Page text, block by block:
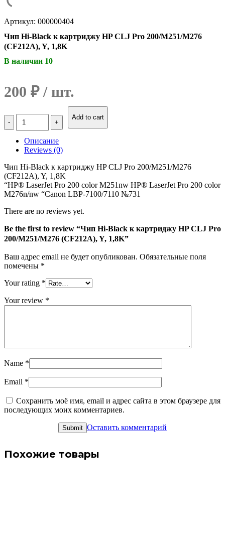
Артикул: 000000404
Чип Hi-Black к картриджу HP CLJ Pro 200/M251/M276
(CF212A), Y, 1,8K
В наличии 10
200 ₽
Количество
Чип
Black
картриджу
HP
CLJ
Pro
200/M251/M276
(CF212A),
1,8K
Add to cart
Описание
Reviews (0)
Чип Hi-Black к картриджу HP CLJ Pro 200/M251/M276
(CF212A), Y, 1,8K
“HP® LaserJet Pro 200 color M251nw HP® LaserJet Pro 200 color
M276n/nw “Canon LBP-7100/7110 №731
There are no reviews yet.
Be the first to review “Чип Hi-Black к картриджу HP CLJ Pro
200/M251/M276 (CF212A), Y, 1,8K”
Ваш адрес email не будет опубликован. Обязательные поля
помечены *
Your rating *
Your review *
Name *
Email *
Сохранить моё имя, email и адрес сайта в этом браузере для
последующих моих комментариев.
Оставить комментарий
Похожие товары